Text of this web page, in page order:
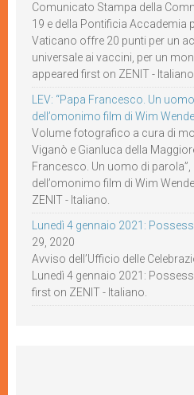
Comunicato Stampa della
19 e della Pontificia Accademia
Vaticano offre 20 punti per un
universale ai vaccini, per un
appeared first on ZENIT - Italiano.
LEV: “Papa Francesco. Un
dell’omonimo film di Wim
Volume fotografico a cura di
Viganò e Gianluca della
Francesco. Un uomo di parola”,
dell’omonimo film di Wim
ZENIT - Italiano.
Lunedì 4 gennaio 2021:
29, 2020
Avviso dell’Ufficio delle
Lunedì 4 gennaio 2021:
first on ZENIT - Italiano.